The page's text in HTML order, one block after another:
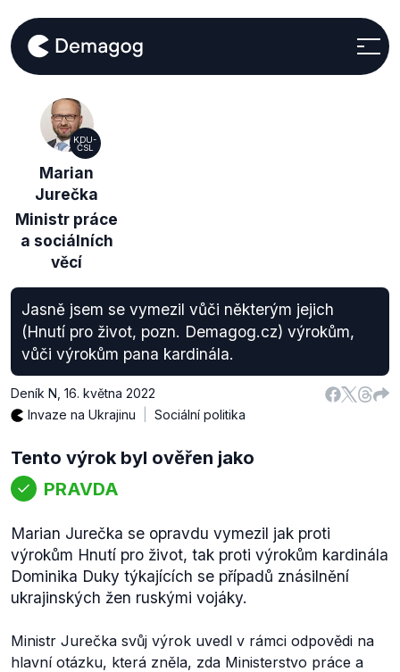
KDU-
ČSL
Marian
Jurečka
Ministr práce
a sociálních
věcí
Jasně jsem se vymezil vůči některým jejich
(Hnutí pro život, pozn. Demagog.cz) výrokům,
vůči výrokům pana kardinála.
Deník N 16. května 2022
Invaze na Ukrajinu
Sociální politika
Tento výrok byl ověřen jako
PRAVDA
Marian Jurečka se opravdu vymezil jak proti
výrokům Hnutí pro život, tak proti výrokům kardinála
Dominika Duky týkajících se případů znásilnění
ukrajinských žen ruskými vojáky.
Ministr Jurečka svůj výrok uvedl v rámci odpovědi na
hlavní otázku, která zněla, zda Ministerstvo práce a